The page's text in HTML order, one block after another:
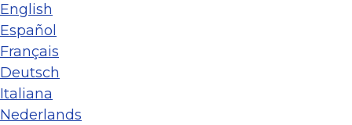
English
Español
Français
Deutsch
Italiana
Nederlands